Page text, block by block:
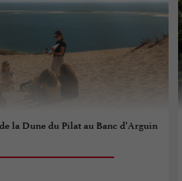
la Dune du Pilat au Banc d’Arguin